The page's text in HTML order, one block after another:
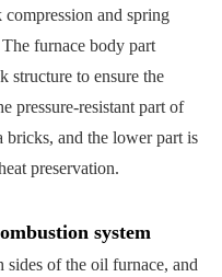
and spring
furnace body part
structure to ensure the
pressure-resistant part of
and the lower part is
preservation.
system
sides of the oil furnace, and